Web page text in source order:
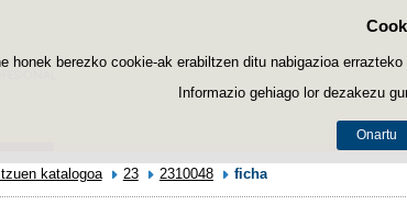
honek berezko cookie-ak erabiltzen ditu nabigazioa
Informazio gehiago lor dezakezu
Onartu
katalogoa 23 2310048 ficha